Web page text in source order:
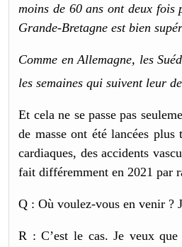
moins de 60 ans ont deux fois
Grande-Bretagne est bien
Comme en Allemagne, les
les semaines qui suivent leur
Et cela ne se passe pas
de masse ont été lancées
cardiaques, des accidents
fait différemment en 2021 par
Q : Où voulez-vous en venir ?
R : C’est le cas. Je veux